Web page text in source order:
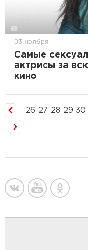
03 ноября
Самые
актрисы за
кино
26 27 28 29 30